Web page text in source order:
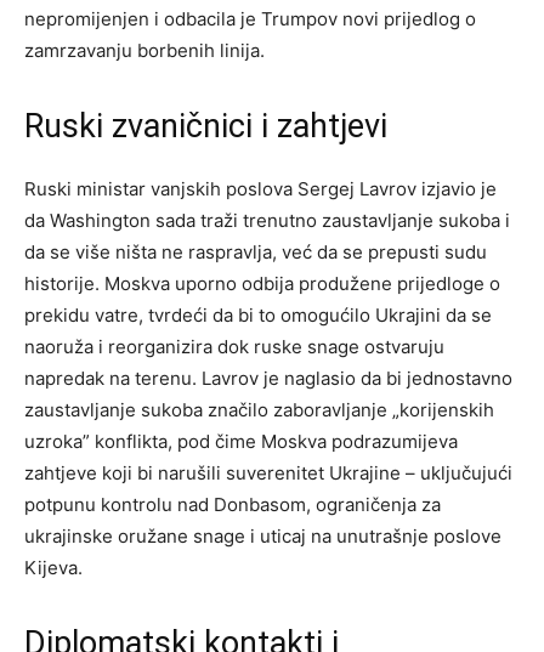
nepromijenjen i odbacila je Trumpov novi prijedlog o
zamrzavanju borbenih linija.
Ruski zvaničnici i zahtjevi
Ruski ministar vanjskih poslova Sergej Lavrov izjavio je
da Washington sada traži trenutno zaustavljanje sukoba i
da se više ništa ne raspravlja, već da se prepusti sudu
historije. Moskva uporno odbija produžene prijedloge o
prekidu vatre, tvrdeći da bi to omogućilo Ukrajini da se
naoruža i reorganizira dok ruske snage ostvaruju
napredak na terenu. Lavrov je naglasio da bi jednostavno
zaustavljanje sukoba značilo zaboravljanje „korijenskih
uzroka” konflikta, pod čime Moskva podrazumijeva
zahtjeve koji bi narušili suverenitet Ukrajine – uključujući
potpunu kontrolu nad Donbasom, ograničenja za
ukrajinske oružane snage i uticaj na unutrašnje poslove
Kijeva.
Diplomatski kontakti i